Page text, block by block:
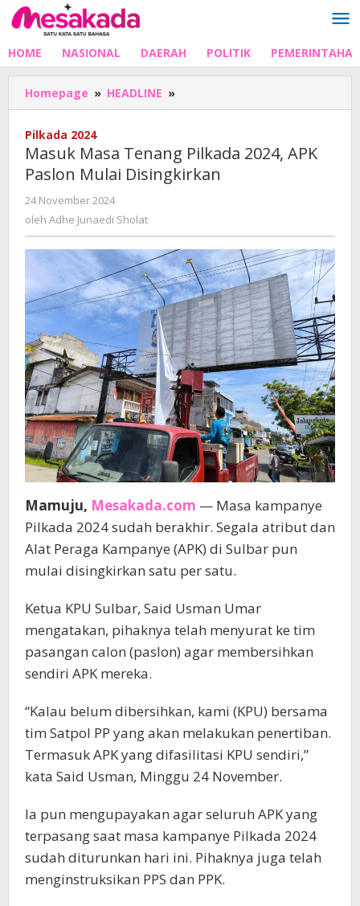
Lewati
ke
HOME NASIONAL DAERAH POLITIK
Homepage » HEADLINE »
Masa
2024,
APK
Pilkada 2024
Masuk Masa Tenang Pilkada 2024, APK
Paslon Mulai Disingkirkan
24 November 2024
Adhe
oleh Adhe Junaedi Sholat
Mamuju, Mesakada.com — Masa kampanye
Pilkada 2024 sudah berakhir. Segala atribut dan
Alat Peraga Kampanye (APK) di Sulbar pun
mulai disingkirkan satu per satu.
Ketua KPU Sulbar, Said Usman Umar
mengatakan, pihaknya telah menyurat ke tim
pasangan calon (paslon) agar membersihkan
sendiri APK mereka.
“Kalau belum dibersihkan, kami (KPU) bersama
tim Satpol PP yang akan melakukan penertiban.
Termasuk APK yang difasilitasi KPU sendiri,”
kata Said Usman, Minggu 24 November.
Ia pun mengupayakan agar seluruh APK yang
terpasang saat masa kampanye Pilkada 2024
sudah diturunkan hari ini. Pihaknya juga telah
menginstruksikan PPS dan PPK.